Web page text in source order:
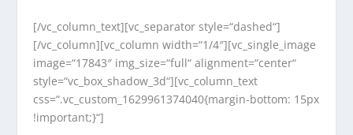
[/vc_column_text][vc_separator style=“dashed“]
[/vc_column][vc_column width=“1/4″][vc_single_image
image=“17843″ img_size=“full“ alignment=“center“
style=“vc_box_shadow_3d“][vc_column_text
css=“.vc_custom_1629961374040{margin-bottom: 15px
!important;}“]